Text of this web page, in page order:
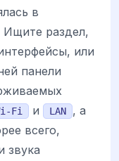
в
Ищите раздел,
или
панели
Fi и LAN
, а
всего,
звука